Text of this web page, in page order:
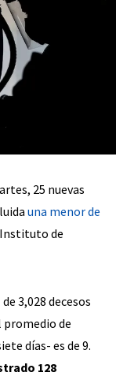
25 nuevas
una menor de
de
3,028 decesos
promedio de
días- es de 9.
128